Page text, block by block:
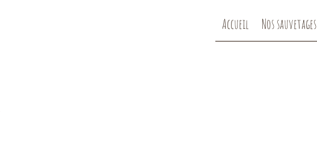
Accueil Nos sauvetages